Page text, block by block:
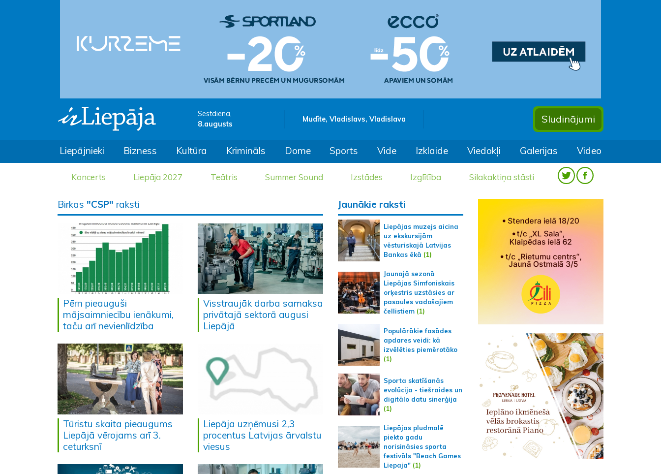
Sestdiena,
8.augusts
Mudīte, Vladislavs, Vladislava Sludinājumi
Liepājnieki Bizness Kultūra Krimināls Dome Sports Vide Izklaide Viedokļi Galerijas Video
Koncerts Liepāja 2027 Teātris Summer Sound Izstādes Izglītība Silakaktiņa stāsti
Birkas "CSP" raksti
Pērn pieauguši
mājsaimniecību ienākumi,
taču arī nevienlīdzība
Visstraujāk darba samaksa
privātajā sektorā augusi
Liepājā
Tūristu skaita pieaugums
Liepājā vērojams arī 3.
ceturksnī
Liepāja uzņēmusi 2,3
procentus Latvijas ārvalstu
viesus
Jaunākie raksti
Liepājas muzejs aicina
uz ekskursijām
vēsturiskajā Latvijas
Bankas ēkā (1)
Jaunajā sezonā
Liepājas Simfoniskais
orķestris uzstāsies ar
pasaules vadošajiem
čellistiem (1)
Populārākie fasādes
apdares veidi: kā
izvēlēties piemērotāko
(1)
Sporta skatīšanās
evolūcija - tiešraides un
digitālo datu sinerģija
(1)
Liepājas pludmalē
piekto gadu
norisināsies sporta
festivāls "Beach Games
Liepaja" (1)